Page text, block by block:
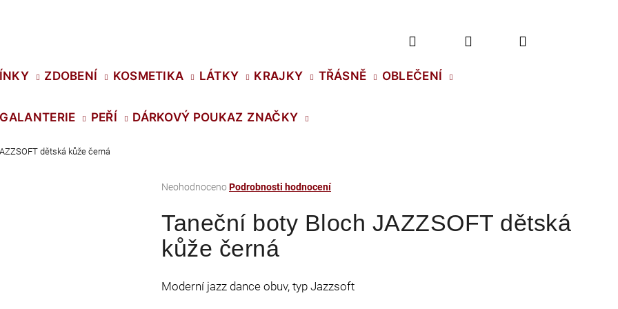
ZDOBENÍ KOSMETIKA LÁTKY KRAJKY TŘÁSNĚ OBLEČENÍ
GALANTERIE PEŘÍ DÁRKOVÝ POUKAZ ZNAČKY
Přihlášení
dětská kůže černá
Průměrné
produktu
je
0,0
hvězdiček.
NeohodnocenoPodrobnosti hodnocení
Taneční boty Bloch JAZZSOFT dětská
kůže černá
Moderní jazz dance obuv, typ Jazzsoft
Co potřebujete najít?